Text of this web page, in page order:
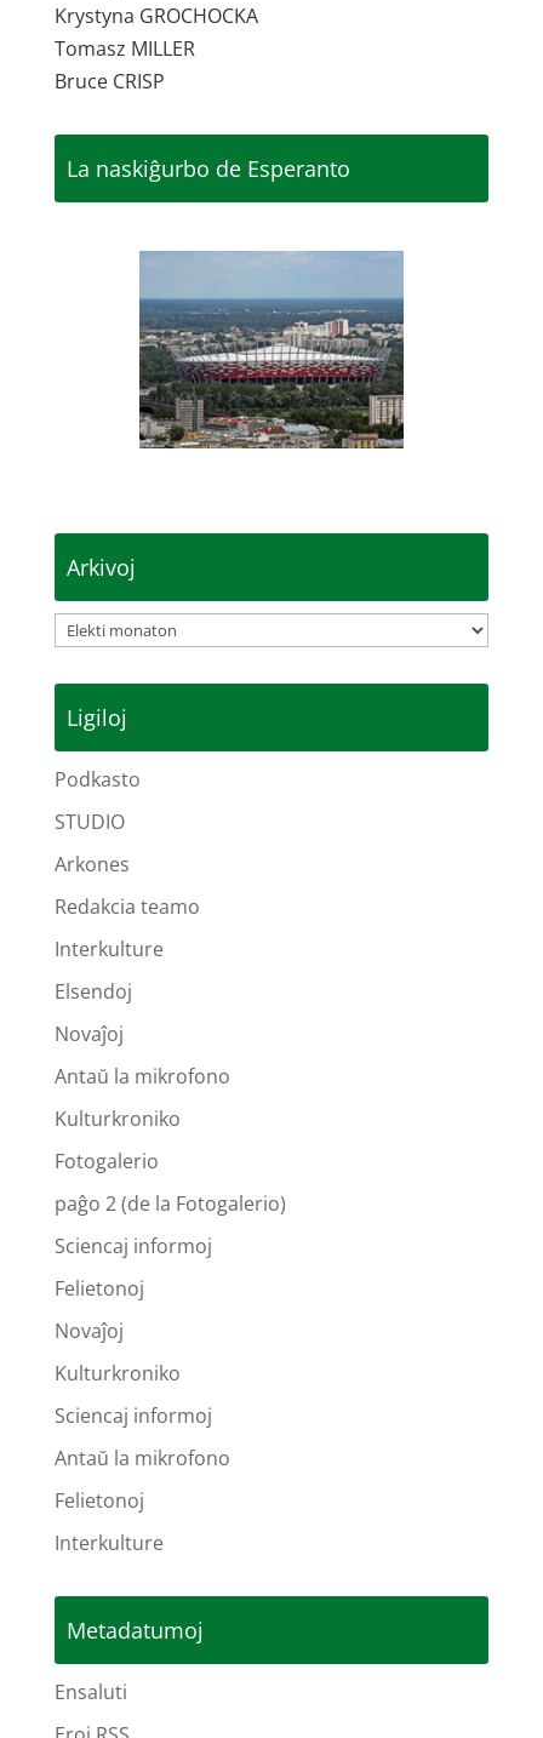
Krystyna GROCHOCKA
Tomasz MILLER
Bruce CRISP
La naskiĝurbo de Esperanto
Arkivoj
Arkivoj
Ligiloj
Podkasto
STUDIO
Arkones
Redakcia teamo
Interkulture
Elsendoj
Novaĵoj
Antaŭ la mikrofono
Kulturkroniko
Fotogalerio
paĝo 2 (de la Fotogalerio)
Sciencaj informoj
Felietonoj
Novaĵoj
Kulturkroniko
Sciencaj informoj
Antaŭ la mikrofono
Felietonoj
Interkulture
Metadatumoj
Ensaluti